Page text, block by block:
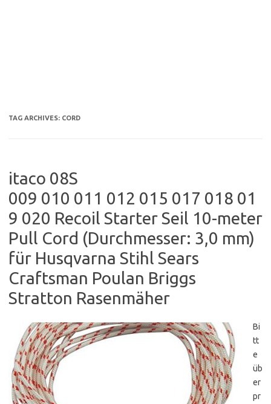
TAG ARCHIVES: CORD
itaco 08S
009 010 011 012 015 017 018 01
9 020 Recoil Starter Seil 10-meter
Pull Cord (Durchmesser: 3,0 mm)
für Husqvarna Stihl Sears
Craftsman Poulan Briggs
Stratton Rasenmäher
Bi
tt
e
üb
er
pr